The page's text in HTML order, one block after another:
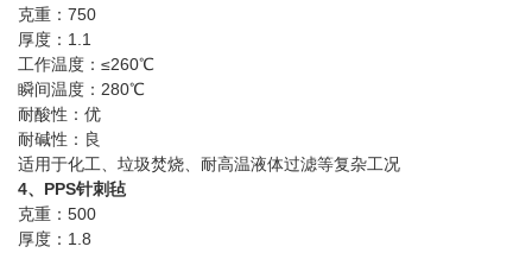
克重：750
厚度：1.1
工作温度：≤260℃
瞬间温度：280℃
耐酸性：优
耐碱性：良
适用于化工、垃圾焚烧、耐高温液体过滤等复杂工况
4、PPS针刺毡
克重：500
厚度：1.8